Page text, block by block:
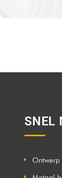
SNEL
Ontwerp